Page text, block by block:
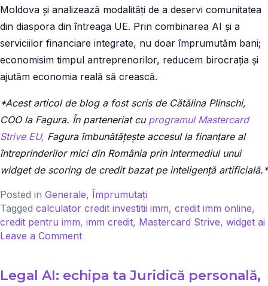
Moldova și analizează modalități de a deservi comunitatea
din diaspora din întreaga UE. Prin combinarea AI și a
serviciilor financiare integrate, nu doar împrumutăm bani;
economisim timpul antreprenorilor, reducem birocrația și
ajutăm economia reală să crească.
*Acest articol de blog a fost scris de Cătălina Plinschi,
COO la Fagura. În parteneriat cu programul Mastercard
Strive EU, Fagura îmbunătățește accesul la finanțare al
întreprinderilor mici din România prin intermediul unui
widget de scoring de credit bazat pe inteligență artificială.*
Posted in Generale, Împrumutați
Tagged calculator credit investitii imm, credit imm online,
credit pentru imm, imm credit, Mastercard Strive, widget ai
Leave a Commenton
un
Legal AI: echipa ta Juridică personală,